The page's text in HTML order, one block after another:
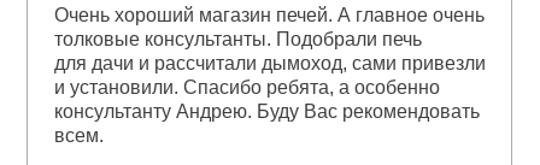
Очень хороший магазин печей. А главное очень
толковые консультанты. Подобрали печь
для дачи и рассчитали дымоход, сами привезли
и установили. Спасибо ребята, а особенно
консультанту Андрею. Буду Вас рекомендовать
всем.